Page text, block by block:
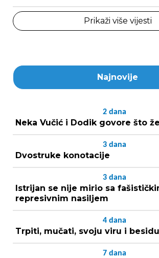
Prikaži više vijesti
Najnovije
2 dana
Neka Vučić i Dodik govore što
3 dana
Dvostruke konotacije
3 dana
Istrijan se nije mirio sa
represivnim nasiljem
4 dana
Trpiti, mučati, svoju viru i
7 dana